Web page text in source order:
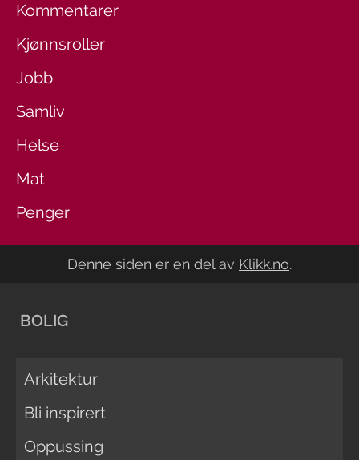
Kommentarer
Kjønnsroller
Jobb
Samliv
Helse
Mat
Penger
Denne siden er en del av Klikk.no.
BOLIG
Arkitektur
Bli inspirert
Oppussing